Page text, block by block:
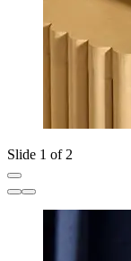
Slide 1 of 2